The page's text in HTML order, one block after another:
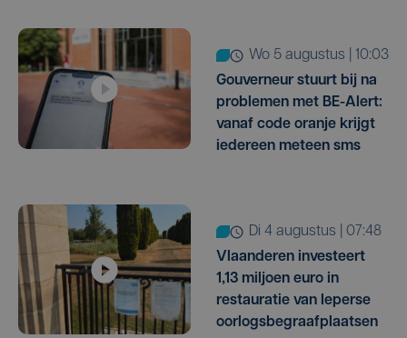
wo 5 augustus | 10:03
Gouverneur stuurt bij na
problemen met BE-Alert:
vanaf code oranje krijgt
iedereen meteen sms
di 4 augustus | 07:48
Vlaanderen investeert
1,13 miljoen euro in
restauratie van Ieperse
oorlogsbegraafplaatsen